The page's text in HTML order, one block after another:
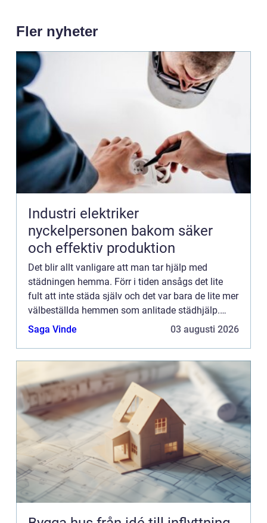
Fler nyheter
Industri elektriker
nyckelpersonen bakom säker
och effektiv produktion
Det blir allt vanligare att man tar hjälp med
städningen hemma. Förr i tiden ansågs det lite
fult att inte städa själv och det var bara de lite mer
välbeställda hemmen som anlitade städhjälp.
Så...
Saga Vinde 03 augusti 2026